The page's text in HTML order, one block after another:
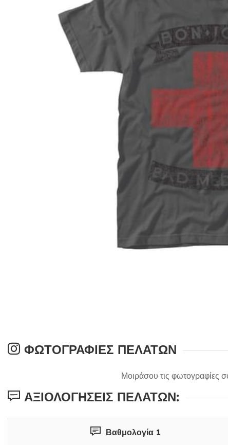
ΦΩΤΟΓΡΑΦΊΕΣ ΠΕΛΑΤΏΝ
Μοιράσου τις φωτογραφίες
ΑΞΙΟΛΟΓΉΣΕΙΣ ΠΕΛΑΤΏΝ:
Βαθμολογία 1